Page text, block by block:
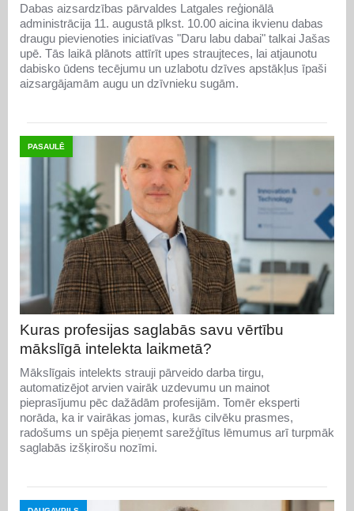
Dabas aizsardzības pārvaldes Latgales reģionālā
administrācija 11. augustā plkst. 10.00 aicina ikvienu dabas
draugu pievienoties iniciatīvas "Daru labu dabai" talkai Jašas
upē. Tās laikā plānots attīrīt upes straujteces, lai atjaunotu
dabisko ūdens tecējumu un uzlabotu dzīves apstākļus īpaši
aizsargājamām augu un dzīvnieku sugām.
PASAULĒ
Kuras profesijas saglabās savu vērtību
mākslīgā intelekta laikmetā?
Mākslīgais intelekts strauji pārveido darba tirgu,
automatizējot arvien vairāk uzdevumu un mainot
pieprasījumu pēc dažādām profesijām. Tomēr eksperti
norāda, ka ir vairākas jomas, kurās cilvēku prasmes,
radošums un spēja pieņemt sarežģītus lēmumus arī turpmāk
saglabās izšķirošu nozīmi.